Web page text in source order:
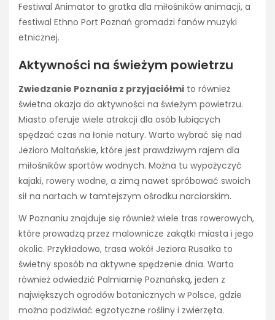
Festiwal Animator to gratka dla miłośników animacji, a
festiwal Ethno Port Poznań gromadzi fanów muzyki
etnicznej.
Aktywności na świeżym powietrzu
Zwiedzanie Poznania z przyjaciółmi to również
świetna okazja do aktywności na świeżym powietrzu.
Miasto oferuje wiele atrakcji dla osób lubiących
spędzać czas na łonie natury. Warto wybrać się nad
Jezioro Maltańskie, które jest prawdziwym rajem dla
miłośników sportów wodnych. Można tu wypożyczyć
kajaki, rowery wodne, a zimą nawet spróbować swoich
sił na nartach w tamtejszym ośrodku narciarskim.
W Poznaniu znajduje się również wiele tras rowerowych,
które prowadzą przez malownicze zakątki miasta i jego
okolic. Przykładowo, trasa wokół Jeziora Rusałka to
świetny sposób na aktywne spędzenie dnia. Warto
również odwiedzić Palmiarnię Poznańską, jeden z
największych ogrodów botanicznych w Polsce, gdzie
można podziwiać egzotyczne rośliny i zwierzęta.